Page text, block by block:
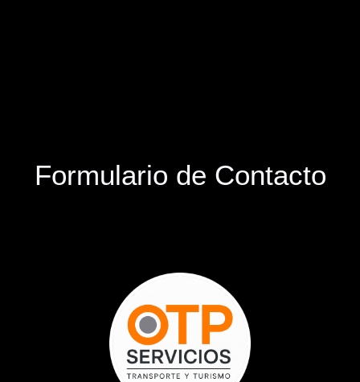
Formulario de Contacto